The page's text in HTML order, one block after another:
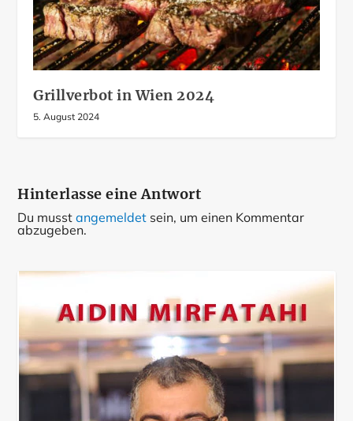
Grillverbot in Wien 2024
5. August 2024
Hinterlasse eine Antwort
Du musstangemeldet sein, um einen Kommentar
abzugeben.